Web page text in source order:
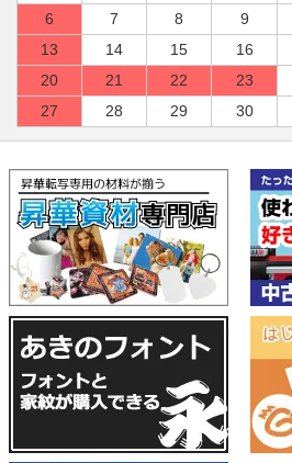
6
7 8 9
13
14 15 16
20
21 22 23
27
28 29 30